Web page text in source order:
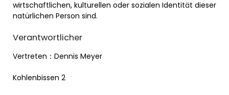
wirtschaftlichen, kulturellen oder sozialen Identität dieser
natürlichen Person sind.
Verantwortlicher
Vertreten：Dennis Meyer
Kohlenbissen 2